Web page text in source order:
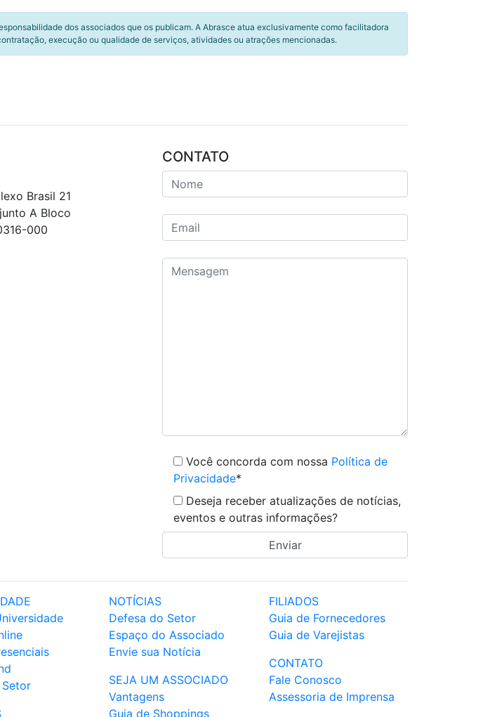
dos associados que os publicam. A Abrasce atua exclusivamente como facilitadora
execução ou qualidade de serviços, atividades ou atrações mencionadas.
Brasil 21
A Bloco
000
CONTATO
Você concorda com nossa Política de
Privacidade*
Deseja receber atualizações de notícias,
eventos e outras informações?
NOTÍCIAS
Defesa do Setor
Espaço do Associado
Envie sua Notícia
SEJA UM ASSOCIADO
Vantagens
Guia de Shoppings
FILIADOS
Guia de Fornecedores
Guia de Varejistas
CONTATO
Fale Conosco
Assessoria de Imprensa